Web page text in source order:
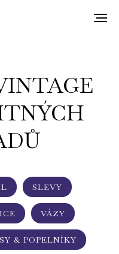
Ů
SLEVY
VÁZY
& POPELNÍKY